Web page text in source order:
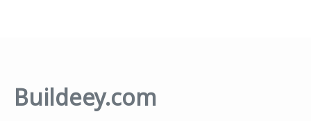
Buildeey.com